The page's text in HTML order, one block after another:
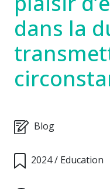
dans la
Blog
2024/ Education